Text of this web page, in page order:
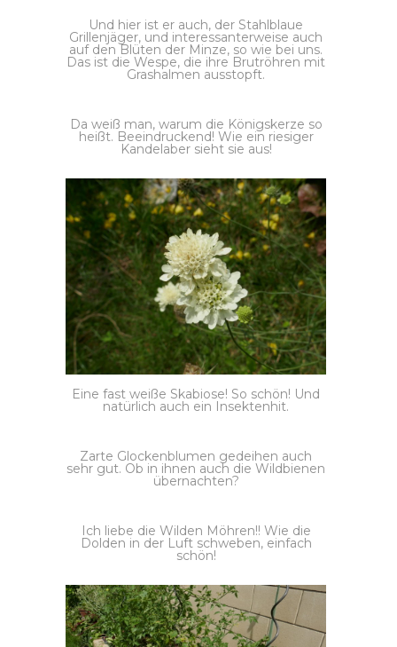
Und hier ist er auch, der Stahlblaue
Grillenjäger, und interessanterweise auch
auf den Blüten der Minze, so wie bei uns.
Das ist die Wespe, die ihre Brutröhren mit
Grashalmen ausstopft.
Da weiß man, warum die Königskerze so
heißt. Beeindruckend! Wie ein riesiger
Kandelaber sieht sie aus!
Eine fast weiße Skabiose! So schön! Und
natürlich auch ein Insektenhit.
Zarte Glockenblumen gedeihen auch
sehr gut. Ob in ihnen auch die Wildbienen
übernachten?
Ich liebe die Wilden Möhren!! Wie die
Dolden in der Luft schweben, einfach
schön!